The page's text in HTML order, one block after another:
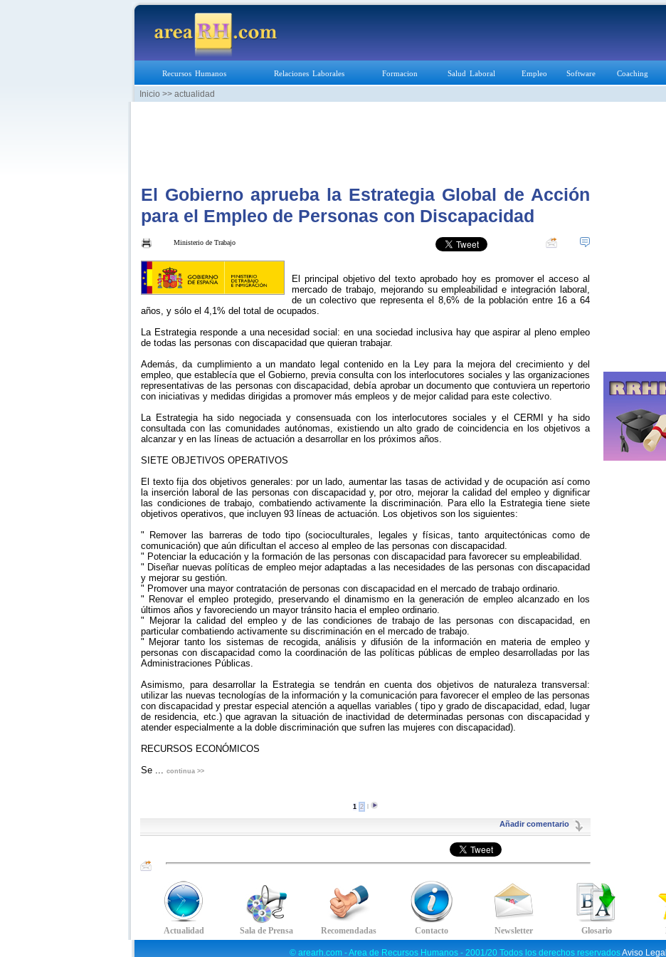
Recursos Humanos Relaciones Laborales Formacion Salud Laboral Empleo Software Coaching
Inicio >> actualidad
El Gobierno aprueba la Estrategia Global de Acción
para el Empleo de Personas con Discapacidad
Ministerio de Trabajo
El principal objetivo del texto aprobado hoy es promover el acceso al
mercado de trabajo, mejorando su empleabilidad e integración laboral,
de un colectivo que representa el 8,6% de la población entre 16 a 64
años, y sólo el 4,1% del total de ocupados.
La Estrategia responde a una necesidad social: en una sociedad inclusiva hay que aspirar al pleno empleo
de todas las personas con discapacidad que quieran trabajar.
Además, da cumplimiento a un mandato legal contenido en la Ley para la mejora del crecimiento y del
empleo, que establecía que el Gobierno, previa consulta con los interlocutores sociales y las organizaciones
representativas de las personas con discapacidad, debía aprobar un documento que contuviera un repertorio
con iniciativas y medidas dirigidas a promover más empleos y de mejor calidad para este colectivo.
La Estrategia ha sido negociada y consensuada con los interlocutores sociales y el CERMI y ha sido
consultada con las comunidades autónomas, existiendo un alto grado de coincidencia en los objetivos a
alcanzar y en las líneas de actuación a desarrollar en los próximos años.
SIETE OBJETIVOS OPERATIVOS
El texto fija dos objetivos generales: por un lado, aumentar las tasas de actividad y de ocupación así como
la inserción laboral de las personas con discapacidad y, por otro, mejorar la calidad del empleo y dignificar
las condiciones de trabajo, combatiendo activamente la discriminación. Para ello la Estrategia tiene siete
objetivos operativos, que incluyen 93 líneas de actuación. Los objetivos son los siguientes:
" Remover las barreras de todo tipo (socioculturales, legales y físicas, tanto arquitectónicas como de
comunicación) que aún dificultan el acceso al empleo de las personas con discapacidad.
" Potenciar la educación y la formación de las personas con discapacidad para favorecer su empleabilidad.
" Diseñar nuevas políticas de empleo mejor adaptadas a las necesidades de las personas con discapacidad
y mejorar su gestión.
" Promover una mayor contratación de personas con discapacidad en el mercado de trabajo ordinario.
" Renovar el empleo protegido, preservando el dinamismo en la generación de empleo alcanzado en los
últimos años y favoreciendo un mayor tránsito hacia el empleo ordinario.
" Mejorar la calidad del empleo y de las condiciones de trabajo de las personas con discapacidad, en
particular combatiendo activamente su discriminación en el mercado de trabajo.
" Mejorar tanto los sistemas de recogida, análisis y difusión de la información en materia de empleo y
personas con discapacidad como la coordinación de las políticas públicas de empleo desarrolladas por las
Administraciones Públicas.
Asimismo, para desarrollar la Estrategia se tendrán en cuenta dos objetivos de naturaleza transversal:
utilizar las nuevas tecnologías de la información y la comunicación para favorecer el empleo de las personas
con discapacidad y prestar especial atención a aquellas variables ( tipo y grado de discapacidad, edad, lugar
de residencia, etc.) que agravan la situación de inactividad de determinadas personas con discapacidad y
atender especialmente a la doble discriminación que sufren las mujeres con discapacidad).
RECURSOS ECONÓMICOS
Se ... continua >>
1 2
Añadir comentario
© arearh.com - Area de Recursos Humanos - 2001/20 Todos los derechos reservadosAviso Legal